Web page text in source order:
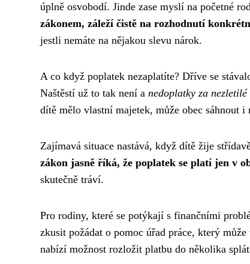
úplně osvobodí. Jinde zase myslí na početné
zákonem, záleží čistě na rozhodnutí
jestli nemáte na nějakou slevu nárok.
A co když poplatek nezaplatíte? Dříve se
Naštěstí už to tak není a nedoplatky za
dítě mělo vlastní majetek, může obec sáhnout i
Zajímavá situace nastává, když dítě žije
zákon jasně říká, že poplatek se platí jen v
skutečně tráví.
Pro rodiny, které se potýkají s finančními
zkusit požádat o pomoc úřad práce, který
nabízí možnost rozložit platbu do několika